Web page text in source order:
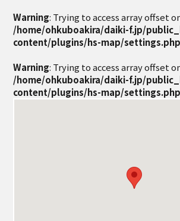
Warning: Trying to access array offset
/home/ohkuboakira/daiki-f.jp/
content/plugins/hs-map/settings.php
Warning: Trying to access array offset
/home/ohkuboakira/daiki-f.jp/
content/plugins/hs-map/settings.php